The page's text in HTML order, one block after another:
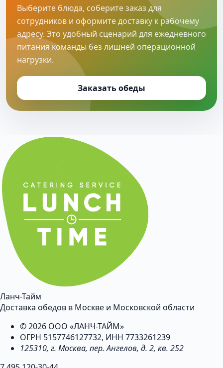
Выберите блюда, соберите заказ для
сотрудников и оформите доставку к рабочему
адресу. Это удобный сценарий для ежедневного
питания команды без лишней операционной
нагрузки.
Заказать обеды
Ланч-Тайм
Доставка обедов в Москве и Московской области
© 2026 ООО «ЛАНЧ-ТАЙМ»
ОГРН 5157746127732, ИНН 7733261239
125310, г. Москва, пер. Ангелов, д. 2, кв. 252